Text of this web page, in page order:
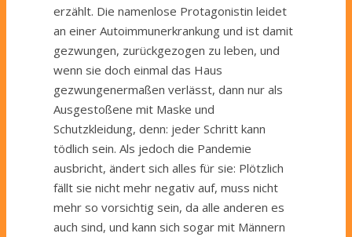
erzählt. Die namenlose Protagonistin leidet
an einer Autoimmunerkrankung und ist damit
gezwungen, zurückgezogen zu leben, und
wenn sie doch einmal das Haus
gezwungenermaßen verlässt, dann nur als
Ausgestoßene mit Maske und
Schutzkleidung, denn: jeder Schritt kann
tödlich sein. Als jedoch die Pandemie
ausbricht, ändert sich alles für sie: Plötzlich
fällt sie nicht mehr negativ auf, muss nicht
mehr so vorsichtig sein, da alle anderen es
auch sind, und kann sich sogar mit Männern